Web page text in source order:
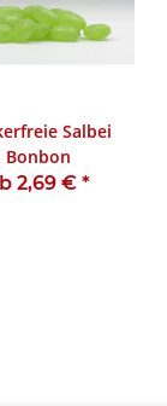
Salbei
Bonbon
2,69 € *